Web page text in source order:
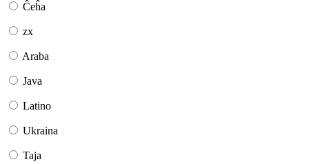
Ĉeĥa
zx
Araba
Java
Latino
Ukraina
Taja